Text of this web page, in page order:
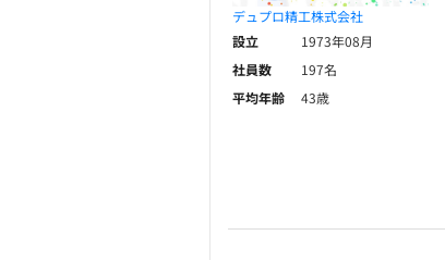
デュプロ精工株式会社
設立
1973年08月
社員数
197名
平均年齢
43歳